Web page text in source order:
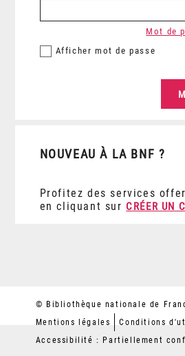
Afficher mot de passe
Mot de
NOUVEAU À LA BNF ?
Profitez des services
en cliquant sur CRÉER UN
© Bibliothèque nationale de
Mentions légales
Conditions
Accessibilité : Partiellement